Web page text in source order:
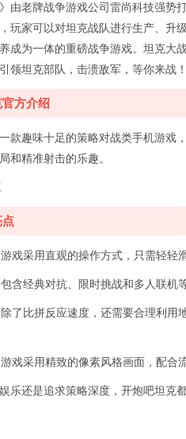
》由老牌战争游戏公司雷尚科技强
玩家可以对坦克战队进行生产、升
成为一体的重磅战争游戏。坦克大
领坦克部队，击溃敌军，等你来战
方介绍
款趣味十足的策略对战类手机游戏
和精准射击的乐趣。
点
戏采用直观的操作方式，只需轻轻
含经典对抗、限时挑战和多人联机
了比拼反应速度，还需要合理利用
戏采用精致的像素风格画面，配合
乐还是追求策略深度，开炮吧坦克
克大战
下载
游手好闲的僵
下载
子